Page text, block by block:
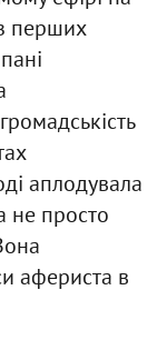
перших
аплодувала
не просто
афериста в